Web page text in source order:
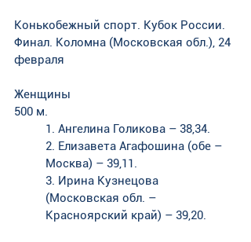
Конькобежный спорт. Кубок России.
Финал. Коломна (Московская обл.), 24
февраля
Женщины
500 м.
1. Ангелина Голикова – 38,34.
2. Елизавета Агафошина (обе –
Москва) – 39,11.
3. Ирина Кузнецова
(Московская обл. –
Красноярский край) – 39,20.